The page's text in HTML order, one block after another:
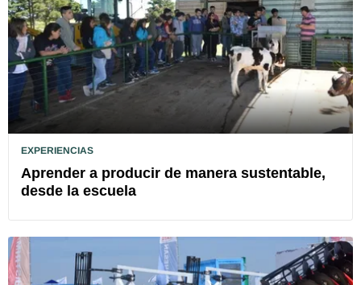
EXPERIENCIAS
Aprender a producir de manera sustentable,
desde la escuela